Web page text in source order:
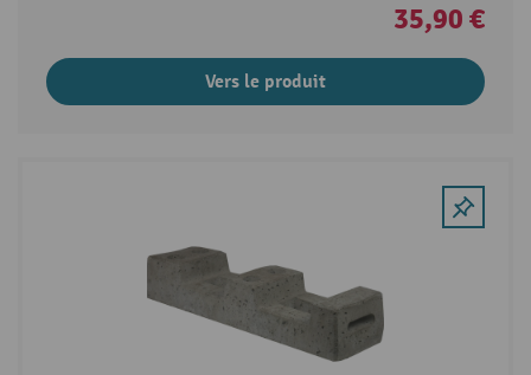
35,90 €
Vers le produit